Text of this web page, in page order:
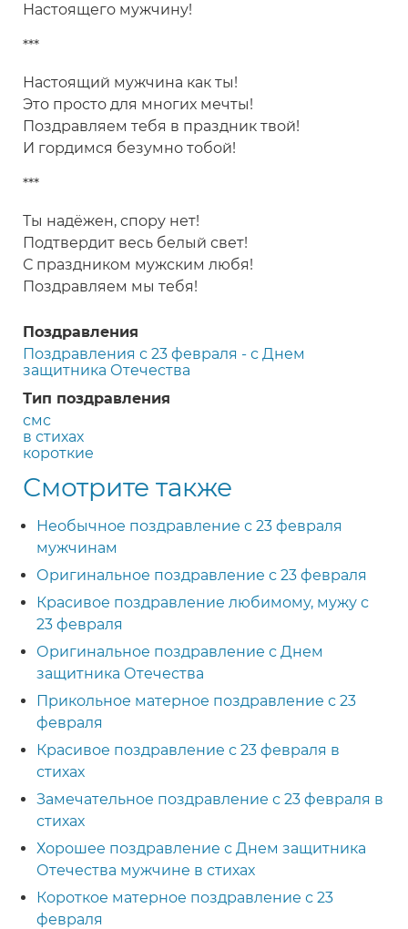
Настоящего мужчину!
***
Настоящий мужчина как ты!
Это просто для многих мечты!
Поздравляем тебя в праздник твой!
И гордимся безумно тобой!
***
Ты надёжен, спору нет!
Подтвердит весь белый свет!
С праздником мужским любя!
Поздравляем мы тебя!
Поздравления
Поздравления с 23 февраля - с Днем
защитника Отечества
Тип поздравления
смс
в стихах
короткие
Смотрите также
Необычное поздравление с 23 февраля
мужчинам
Оригинальное поздравление с 23 февраля
Красивое поздравление любимому, мужу с
23 февраля
Оригинальное поздравление с Днем
защитника Отечества
Прикольное матерное поздравление с 23
февраля
Красивое поздравление с 23 февраля в
стихах
Замечательное поздравление с 23 февраля в
стихах
Хорошее поздравление с Днем защитника
Отечества мужчине в стихах
Короткое матерное поздравление с 23
февраля